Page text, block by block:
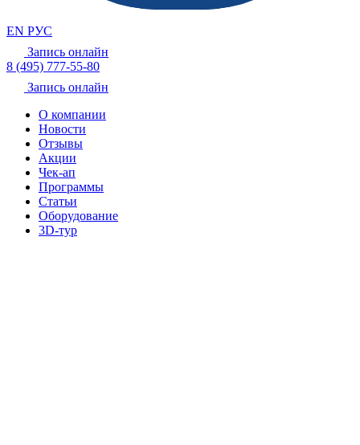
EN РУС
Запись онлайн
8 (495) 777-55-80
Запись онлайн
О компании
Новости
Отзывы
Акции
Чек-ап
Программы
Статьи
Оборудование
3D-тур